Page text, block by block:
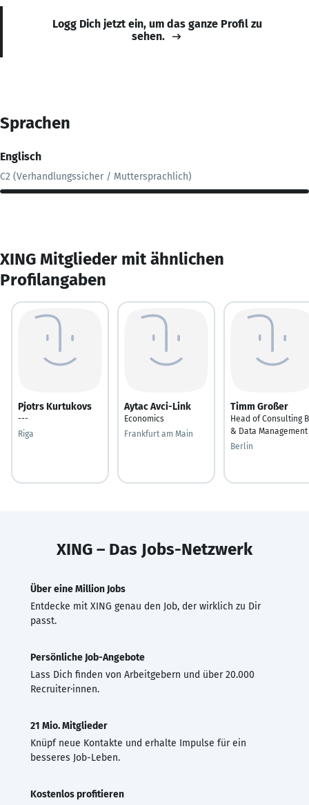
Logg Dich jetzt ein, um das ganze Profil zu
sehen.
Sprachen
Englisch
C2 (Verhandlungssicher / Muttersprachlich)
XING Mitglieder mit ähnlichen
Profilangaben
Pjotrs Kurtukovs
---
Riga
Aytac Avci-Link
Economics
Frankfurt am Main
Timm Großer
Head of Consulting
& Data Management
Berlin
XING – Das Jobs-Netzwerk
Über eine Million Jobs
Entdecke mit XING genau den Job, der wirklich zu Dir
passt.
Persönliche Job-Angebote
Lass Dich finden von Arbeitgebern und über 20.000
Recruiter·innen.
21 Mio. Mitglieder
Knüpf neue Kontakte und erhalte Impulse für ein
besseres Job-Leben.
Kostenlos profitieren